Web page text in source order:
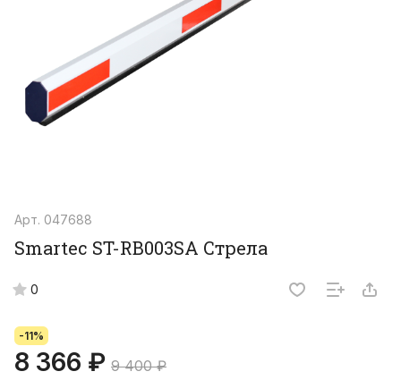
Арт. 047688
Smartec ST-RB003SA Стрела
0
-11%
8 366 ₽ 9 400 ₽